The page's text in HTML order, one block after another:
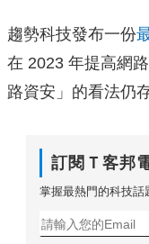
趨勢科技發布一份
在 2023 年提高網
路資安」 的看法仍
訂閱Ｔ客邦
掌握最熱門的科技話